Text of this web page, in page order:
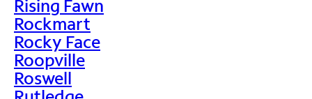
Rising Fawn
Rockmart
Rocky Face
Roopville
Roswell